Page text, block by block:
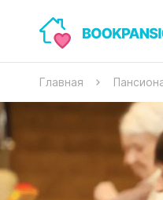
Главная